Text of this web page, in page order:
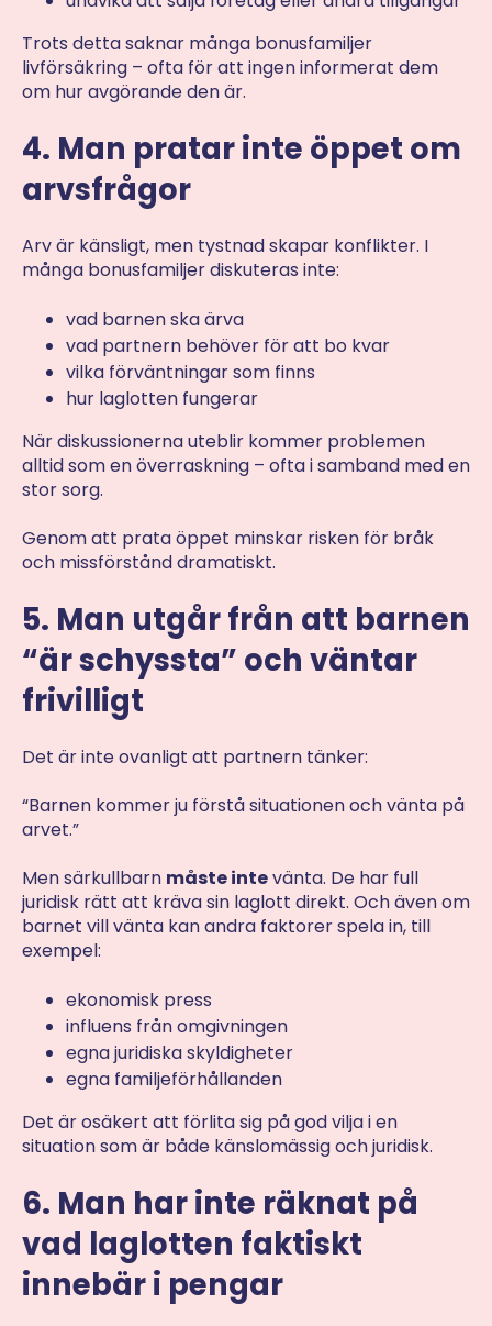
Trots detta saknar många bonusfamiljer
livförsäkring – ofta för att ingen informerat dem
om hur avgörande den är.
4. Man pratar inte öppet om
arvsfrågor
Arv är känsligt, men tystnad skapar konflikter. I
många bonusfamiljer diskuteras inte:
vad barnen ska ärva
vad partnern behöver för att bo kvar
vilka förväntningar som finns
hur laglotten fungerar
När diskussionerna uteblir kommer problemen
alltid som en överraskning – ofta i samband med en
stor sorg.
Genom att prata öppet minskar risken för bråk
och missförstånd dramatiskt.
5. Man utgår från att barnen
“är schyssta” och väntar
frivilligt
Det är inte ovanligt att partnern tänker:
“Barnen kommer ju förstå situationen och vänta på
arvet.”
Men särkullbarn måste intevänta. De har full
juridisk rätt att kräva sin laglott direkt. Och även om
barnet vill vänta kan andra faktorer spela in, till
exempel:
ekonomisk press
influens från omgivningen
egna juridiska skyldigheter
egna familjeförhållanden
Det är osäkert att förlita sig på god vilja i en
situation som är både känslomässig och juridisk.
6. Man har inte räknat på
vad laglotten faktiskt
innebär i pengar